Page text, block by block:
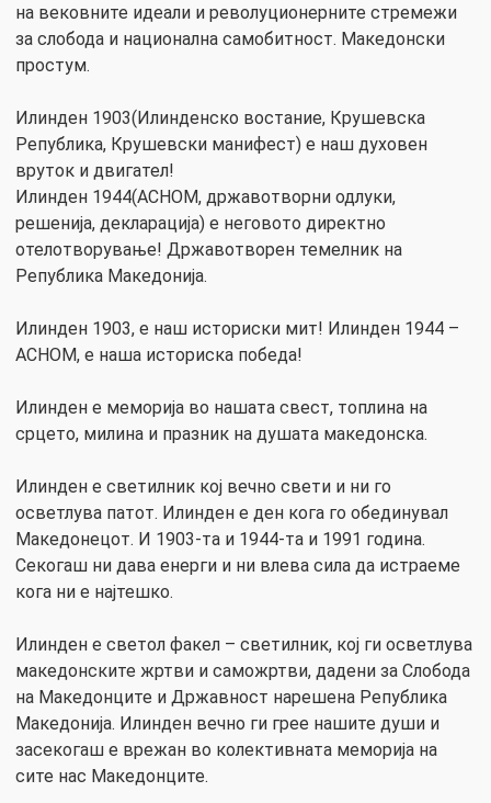
на вековните идеали и револуционерните стремежи
за слобода и национална самобитност. Македонски
простум.
Илинден 1903(Илинденско востание, Крушевска
Република, Крушевски манифест) е наш духовен
вруток и двигател!
Илинден 1944(АСНОМ, државотворни одлуки,
решенија, декларација) е неговото директно
отелотворување! Државотворен темелник на
Република Македонија.
Илинден 1903, е наш историски мит! Илинден 1944 –
АСНОМ, е наша историска победа!
Илинден е меморија во нашата свест, топлина на
срцето, милина и празник на душата македонска.
Илинден е светилник кој вечно свети и ни го
осветлува патот. Илинден е ден кога го обединувал
Македонецот. И 1903-та и 1944-та и 1991 година.
Секогаш ни дава енерги и ни влева сила да истраеме
кога ни е најтешко.
Илинден е светол факел – светилник, кој ги осветлува
македонските жртви и саможртви, дадени за Слобода
на Македонците и Државност нарешена Република
Македонија. Илинден вечно ги грее нашите души и
засекогаш е врежан во колективната меморија на
сите нас Македонците.